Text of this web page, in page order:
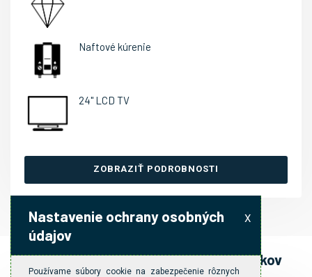
Naftové kúrenie
24" LCD TV
ZOBRAZIŤ PODROBNOSTI
Cenník prenájmu karavanov a doplnkov
Nastavenie ochrany osobných
údajov
X
Používame súbory cookie na zabezpečenie rôznych